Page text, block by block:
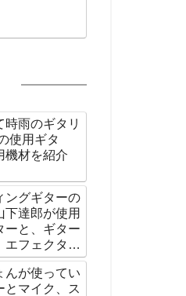
時雨のギタリ
使用ギタ
機材を紹介
ングギターの
下達郎が使用
ーと、ギター
エフェクター
の紹介
んが使ってい
とマイク、ス